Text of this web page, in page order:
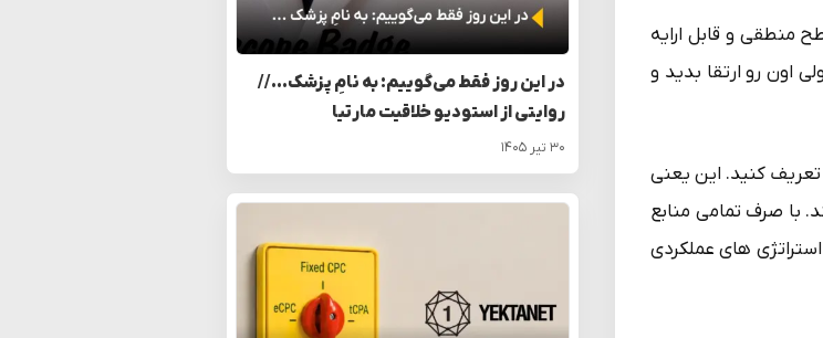
منطقی و قابل ارایه
اون رو ارتقا بدید و
کنید. این یعنی
با صرف تمامی منابع
های عملکردی
در این روز فقط می‌گوییم: به نامِ پزشک… //
روایتی از استودیو خلاقیت مارتیا
۳۰ تیر ۱۴۰۵